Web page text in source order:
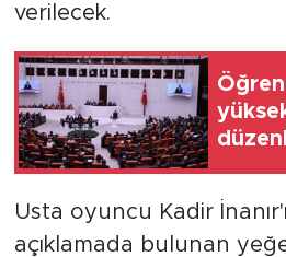
verilecek.
Genel
kabul
Usta oyuncu Kadir
açıklamada bulunan